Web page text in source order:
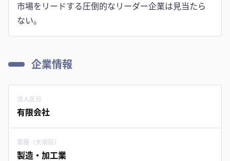
市場をリードする圧倒的なリーダー企業は見当たら
ない。
企業情報
法人区分
有限会社
業種（大項目）
製造・加工業